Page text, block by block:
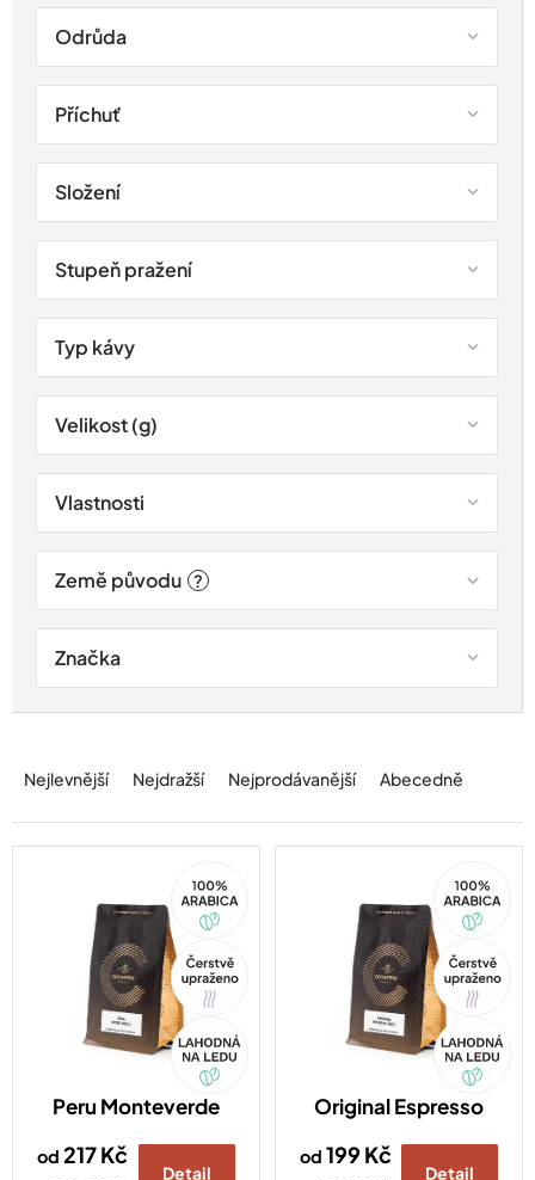
e
n
Nejlevnější Nejdražší Nejprodávanější Abecedně
Odrůda
Příchuť
Složení
Stupeň pražení
Typ kávy
Velikost (g)
Vlastnosti
Země původu ?
Značka
Akce
Tip
Arabica
Peru Monteverde
od 217 Kč
Detail
Akce
Tip
Arabica
Original Espresso
od 199 Kč
Detail